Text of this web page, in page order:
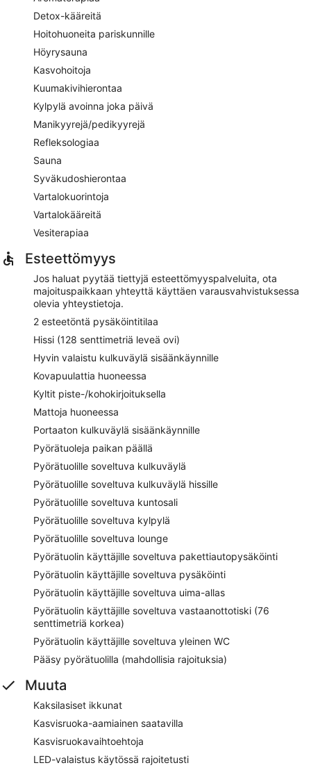
Detox-kääreitä
Hoitohuoneita pariskunnille
Höyrysauna
Kasvohoitoja
Kuumakivihierontaa
Kylpylä avoinna joka päivä
Manikyyrejä/pedikyyrejä
Refleksologiaa
Sauna
Syväkudoshierontaa
Vartalokuorintoja
Vartalokääreitä
Vesiterapiaa
Esteettömyys
Jos haluat pyytää tiettyjä esteettömyyspalveluita, ota
majoituspaikkaan yhteyttä käyttäen varausvahvistuksessa
olevia yhteystietoja.
2 esteetöntä pysäköintitilaa
Hissi (128 senttimetriä leveä ovi)
Hyvin valaistu kulkuväylä sisäänkäynnille
Kovapuulattia huoneessa
Kyltit piste-/kohokirjoituksella
Mattoja huoneessa
Portaaton kulkuväylä sisäänkäynnille
Pyörätuoleja paikan päällä
Pyörätuolille soveltuva kulkuväylä
Pyörätuolille soveltuva kulkuväylä hissille
Pyörätuolille soveltuva kuntosali
Pyörätuolille soveltuva kylpylä
Pyörätuolille soveltuva lounge
Pyörätuolin käyttäjille soveltuva pakettiautopysäköinti
Pyörätuolin käyttäjille soveltuva pysäköinti
Pyörätuolin käyttäjille soveltuva uima-allas
Pyörätuolin käyttäjille soveltuva vastaanottotiski (76
senttimetriä korkea)
Pyörätuolin käyttäjille soveltuva yleinen WC
Pääsy pyörätuolilla (mahdollisia rajoituksia)
Muuta
Kaksilasiset ikkunat
Kasvisruoka-aamiainen saatavilla
Kasvisruokavaihtoehtoja
LED-valaistus käytössä rajoitetusti